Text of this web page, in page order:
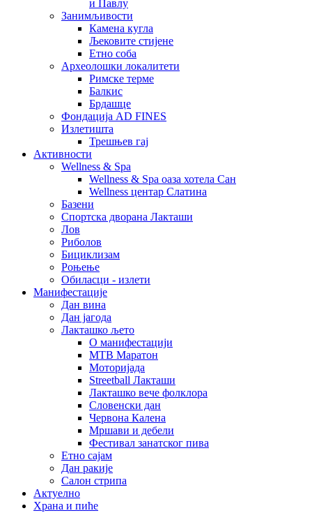
и Павлу
Занимљивости
Камена кугла
Љековите стијене
Етно соба
Археолошки локалитети
Римске терме
Балкис
Брдашце
Фондација AD FINES
Излетишта
Трешњев гај
Активности
Wellness & Spa
Wellness & Spa оаза хотела Сан
Wellness центар Слатина
Базени
Спортска дворана Лакташи
Лов
Риболов
Бициклизам
Роњење
Обиласци - излети
Манифестације
Дан вина
Дан јагода
Лакташко љето
О манифестацији
MTB Маратон
Моторијада
Streetball Лакташи
Лакташко вече фолклора
Словенски дан
Червона Калена
Мршави и дебели
Фестивал занатског пива
Етно сајам
Дан ракије
Салон стрипа
Актуелно
Храна и пиће